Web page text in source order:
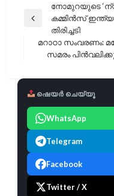
Previous
നോമുറയുടെ
കമ്മിൻസ്
തിരിച്ചടി
Next
മറാഠാ സംവരണം:
സമരം
ഷെയർ ചെയ്യൂ
WhatsApp
Telegram
Facebook
Twitter / X